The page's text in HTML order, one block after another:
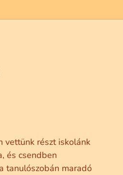
vettünk részt iskolánk
és csendben
tanulószobán maradó